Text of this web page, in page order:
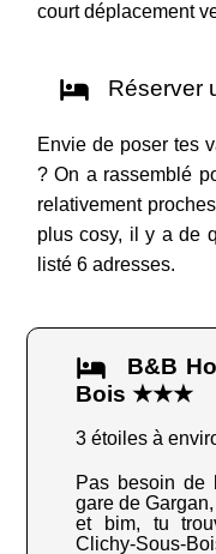
court déplacement
Réserver
Envie de poser tes
? On a rassemblé
relativement
plus cosy, il y a de
listé 6 adresses.
B&B
Bois ★★★
3 étoiles à
Pas besoin de
gare de
et bim, tu
Clichy-Sous-